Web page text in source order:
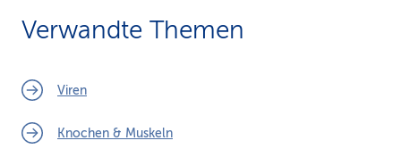
Verwandte Themen
Viren
Knochen & Muskeln